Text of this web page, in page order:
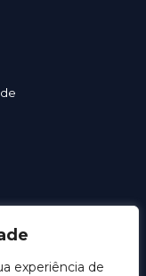
experiência de